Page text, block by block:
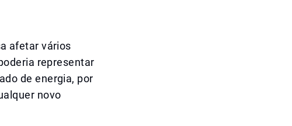
afetar vários
representar
de energia, por
novo